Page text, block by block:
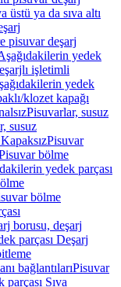
üstü ya da sıva altı
pisuvar deşarj
yedek
işletimli
yedek
klozet kapağı
Pisuvarlar, susuz
susuz
Pisuvar
bölme
yedek parçası
bölme
borusu, deşarj
parçası Deşarj
bağlantılarıPisuvar
Sıva